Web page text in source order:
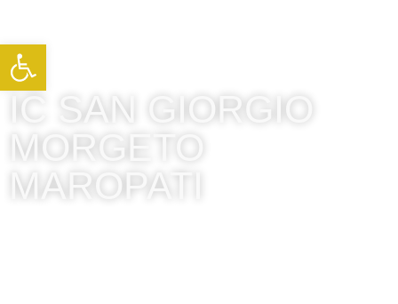
IC SAN GIORGIO
MORGETO
MAROPATI
Apri la barra degli strumenti